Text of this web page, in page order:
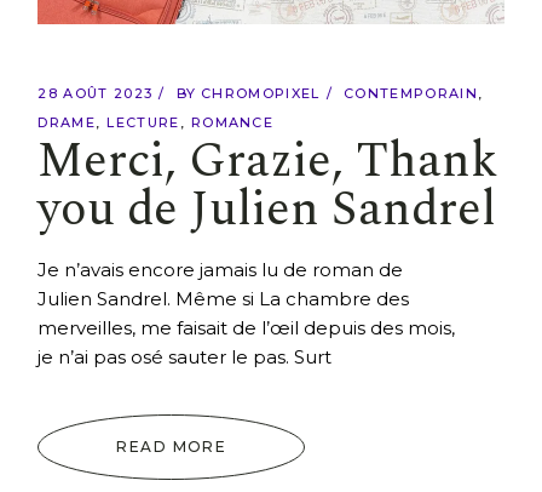
28 AOÛT 2023 BY CHROMOPIXEL
CONTEMPORAIN
DRAME
LECTURE ROMANCE
Merci, Grazie, Thank
you de Julien Sandrel
Je n’avais encore jamais lu de roman de
Julien Sandrel. Même si La chambre des
merveilles, me faisait de l’œil depuis des mois,
je n’ai pas osé sauter le pas. Surt
READ MORE